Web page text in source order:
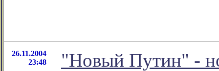
26.11.2004
23:48
"Новый Путин" -